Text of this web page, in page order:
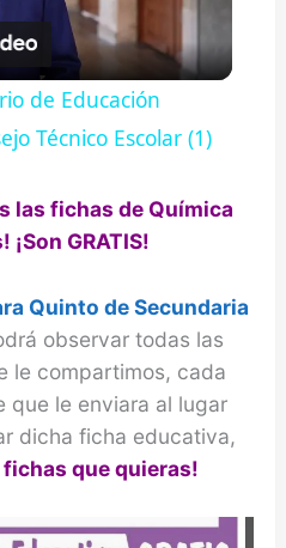
a
y
i
d
de Educación
Técnico Escolar (1)
las fichas de Química
¡Son GRATIS!
Quinto de Secundaria
observar todas las
le compartimos, cada
que le enviara al lugar
dicha ficha educativa,
fichas que quieras!